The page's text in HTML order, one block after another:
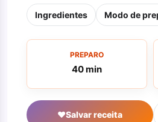
Ingredientes Modo de
PREPARO
40 min
♥Salvar receita